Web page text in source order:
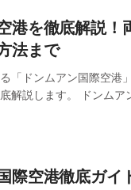
港を徹底解説！
法まで
「ドンムアン国際空港
解説します。 ドンムア
際空港徹底ガイ